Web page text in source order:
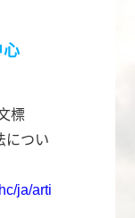
標
につい
ja/arti